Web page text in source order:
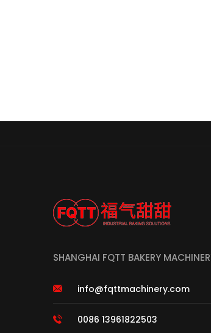
SHANGHAI FQTT BAKERY
info@fqttmachinery.com
0086 13961822503